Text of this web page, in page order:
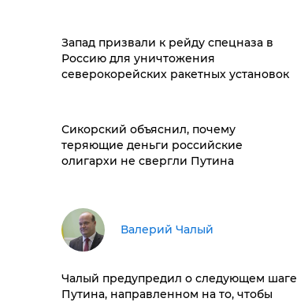
Запад призвали к рейду спецназа в
Россию для уничтожения
северокорейских ракетных установок
Сикорский объяснил, почему
теряющие деньги российские
олигархи не свергли Путина
Валерий Чалый
Чалый предупредил о следующем шаге
Путина, направленном на то, чтобы